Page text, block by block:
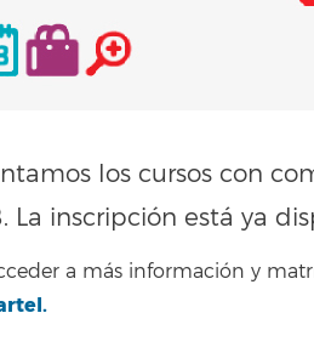
los cursos con
La inscripción está ya
a más información y
.